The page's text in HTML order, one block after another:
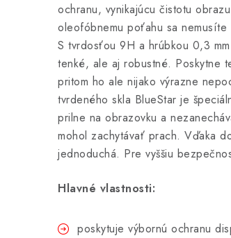
ochranu, vynikajúcu čistotu
oleofóbnemu poťahu sa
S tvrdosťou 9H a hrúbkou 0,3
tenké, ale aj robustné. Poskytne
pritom ho ale nijako výrazne
tvrdeného skla BlueStar je
prilne na obrazovku a
mohol zachytávať prach. Vďaka
jednoduchá. Pre vyššiu
Hlavné vlastnosti:
poskytuje výbornú ochranu